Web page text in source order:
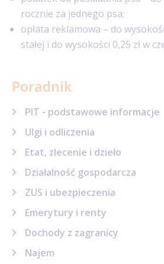
rocznie za jednego psa;
opłata reklamowa – do
stałej i do wysokości 0,25 zł w
Poradnik
PIT - podstawowe informacje
Ulgi i odliczenia
Etat, zlecenie i dzieło
Działalność gospodarcza
ZUS i ubezpieczenia
Emerytury i renty
Dochody z zagranicy
Najem